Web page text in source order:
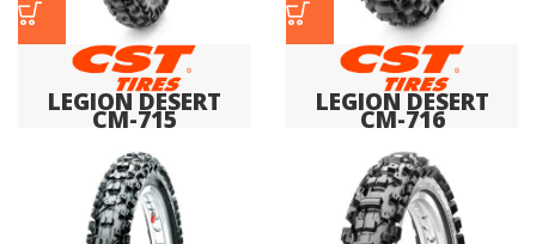
LEGION DESERT
CM-715
LEGION DESERT
CM-716